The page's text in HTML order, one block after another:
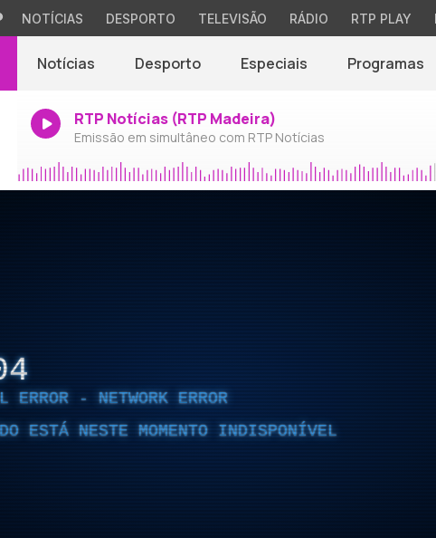
NOTÍCIAS DESPORTO TELEVISÃO RÁDIO RTP PLAY
Notícias Desporto Especiais Programas
RTP Notícias (RTP Madeira)
Emissão em simultâneo com RTP Notícias
ERROR - NETWORK ERROR
ESTÁ NESTE MOMENTO INDISPONÍVEL